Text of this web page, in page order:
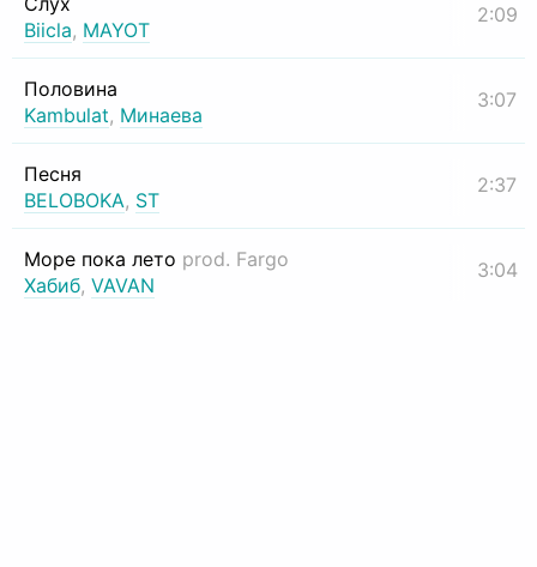
Biicla, MAYOT
2:09
Половина
Kambulat, Минаева
3:07
Песня
BELOBOKA, ST
2:37
Море пока лето prod. Fargo
Хабиб, VAVAN
3:04